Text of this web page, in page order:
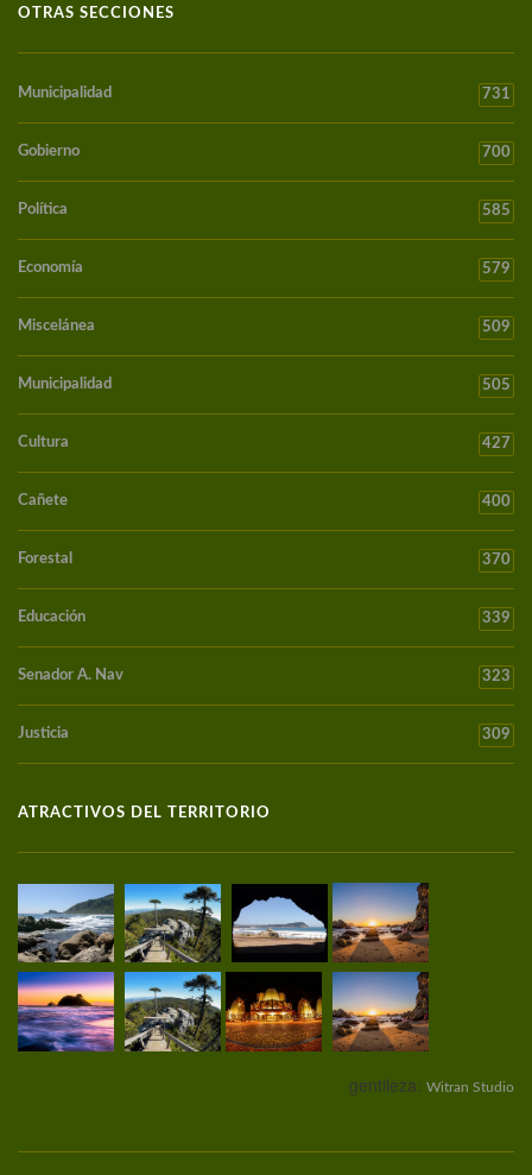
OTRAS SECCIONES
Municipalidad 731
Gobierno 700
Política 585
Economía 579
Miscelánea 509
Municipalidad 505
Cultura 427
Cañete 400
Forestal 370
Educación 339
Senador A. Nav 323
Justicia 309
ATRACTIVOS DEL TERRITORIO
gentileza: Witran Studio